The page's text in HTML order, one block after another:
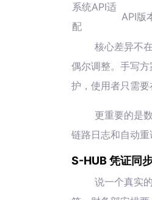
系统API适
配
API版
核心差异不
偶尔调整。手写
护，使用者只需
更重要的是
链路日志和自动
S-HUB 凭证同
说一个真实